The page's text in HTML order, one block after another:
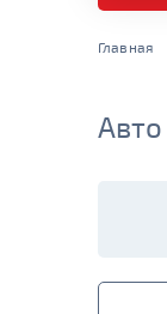
Главная